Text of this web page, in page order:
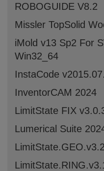
ROBOGUIDE V8.2
Missler TopSolid
iMold v13 Sp2 For
Win32_64
InstaCode
InventorCAM 2024
LimitState FIX
Lumerical Suite